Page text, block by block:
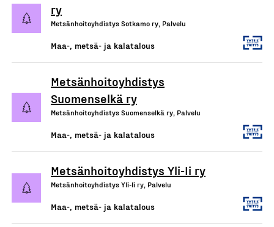
ry
Metsänhoitoyhdistys Sotkamo ry, Palvelu
Maa-, metsä- ja kalatalous
Metsänhoitoyhdistys
Suomenselkä ry
Metsänhoitoyhdistys Suomenselkä ry, Palvelu
Maa-, metsä- ja kalatalous
Metsänhoitoyhdistys Yli-Ii ry
Metsänhoitoyhdistys Yli-Ii ry, Palvelu
Maa-, metsä- ja kalatalous